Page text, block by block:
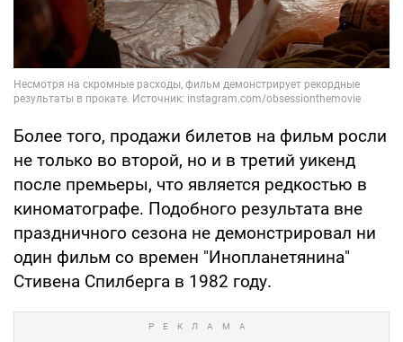
Более того, продажи билетов на фильм росли
не только во второй, но и в третий уикенд
после премьеры, что является редкостью в
киноматографе. Подобного результата вне
праздничного сезона не демонстрировал ни
один фильм со времен "Инопланетянина"
Стивена Спилберга в 1982 году.